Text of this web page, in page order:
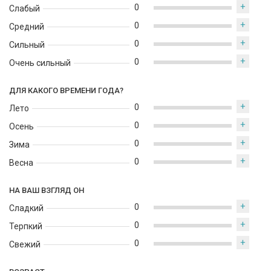
Слабый
Средний
Сильный
Очень сильный
0 +
0 +
0 +
0 +
ДЛЯ КАКОГО ВРЕМЕНИ ГОДА?
Лето
Осень
Зима
Весна
0 +
0 +
0 +
0 +
НА ВАШ ВЗГЛЯД ОН
Сладкий
Терпкий
Свежий
0 +
0 +
0 +